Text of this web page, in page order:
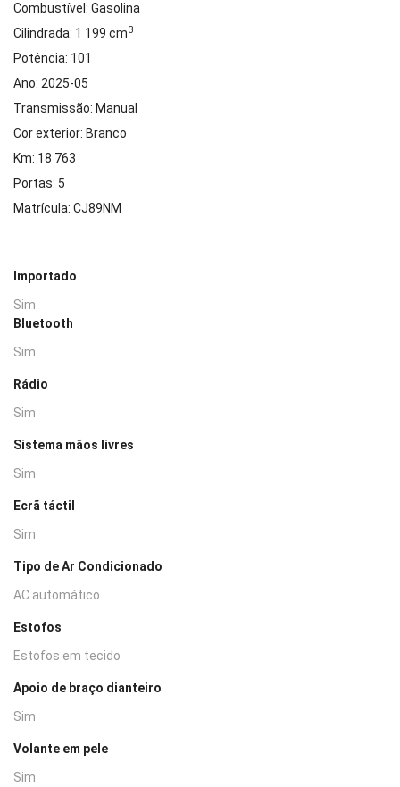
Combustível: Gasolina
Cilindrada: 1 199 cm3
Potência: 101
Ano: 2025-05
Transmissão: Manual
Cor exterior: Branco
Km: 18 763
Portas: 5
Matrícula: CJ89NM
Importado
Sim
Bluetooth
Sim
Rádio
Sim
Sistema mãos livres
Sim
Ecrã táctil
Sim
Tipo de Ar Condicionado
AC automático
Estofos
Estofos em tecido
Apoio de braço dianteiro
Sim
Volante em pele
Sim